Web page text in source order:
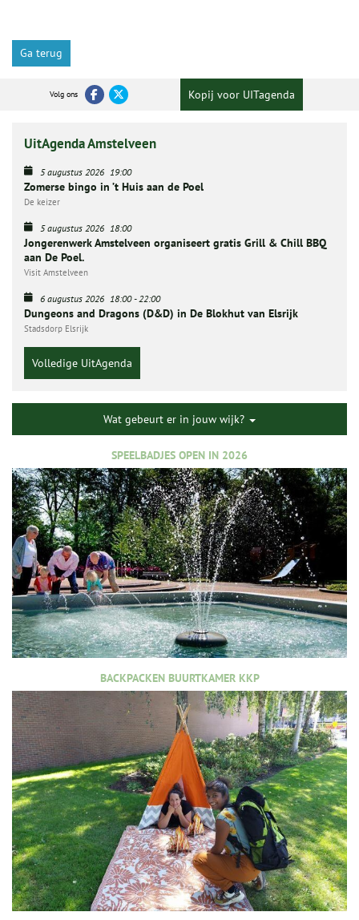
Ga terug
Volg ons Kopij voor UITagenda
UitAgenda Amstelveen
5 augustus 2026 19:00
Zomerse bingo in ’t Huis aan de Poel
De keizer
5 augustus 2026 18:00
Jongerenwerk Amstelveen organiseert gratis Grill & Chill BBQ
aan De Poel.
Visit Amstelveen
6 augustus 2026 18:00-22:00
Dungeons and Dragons (D&D) in De Blokhut van Elsrijk
Stadsdorp Elsrijk
Volledige UitAgenda
Wat gebeurt er in jouw wijk?
SPEELBADJES OPEN IN 2026
BACKPACKEN BUURTKAMER KKP